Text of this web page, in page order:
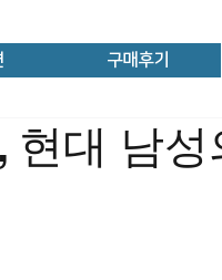
구매후기
현대 남